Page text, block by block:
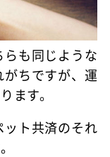
も同じような
ちですが、運
ます。
ット共済のそれ